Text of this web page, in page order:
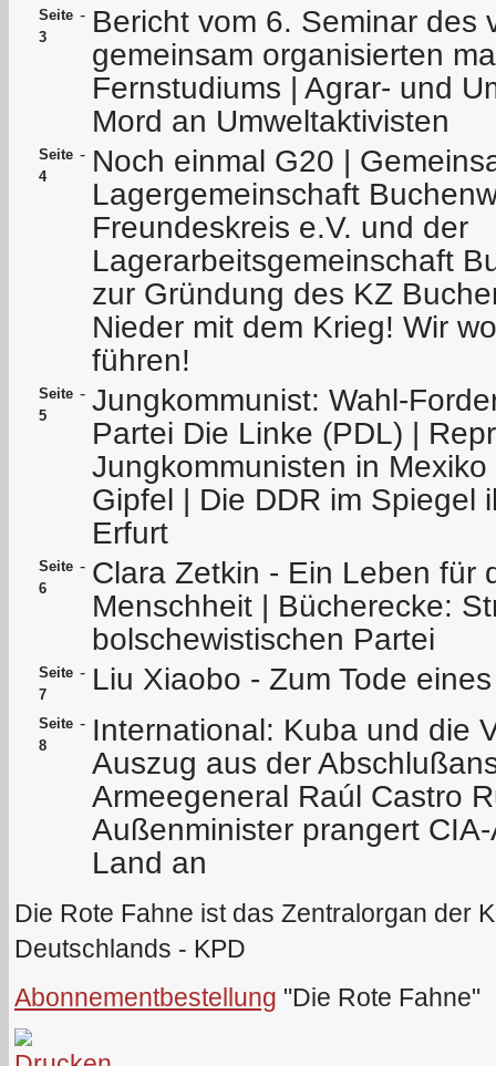
Seite
3
- Bericht vom 6. Seminar des
gemeinsam organisierten
Fernstudiums | Agrar- und
Mord an Umweltaktivisten
Seite
4
- Noch einmal G20 |
Lagergemeinschaft
Freundeskreis e.V. und der
Lagerarbeitsgemeinschaft
zur Gründung des KZ
Nieder mit dem Krieg! Wir
führen!
Seite
5
- Jungkommunist: Wahl-
Partei Die Linke (PDL) |
Jungkommunisten in
Gipfel | Die DDR im Spiegel
Erfurt
Seite
6
- Clara Zetkin - Ein Leben für
Menschheit | Bücherecke:
bolschewistischen Partei
Seite
7
- Liu Xiaobo - Zum Tode
Seite
8
- International: Kuba und die
Auszug aus der
Armeegeneral Raúl Castro
Außenminister prangert
Land an
Die Rote Fahne ist das Zentralorgan der
Deutschlands - KPD
Abonnementbestellung "Die Rote Fahne"